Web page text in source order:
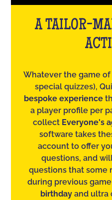
A TAILOR-
Whatever the game
special quizzes),
bespoke experience
a player profile per
collect Everyone's
software takes
account to offer
questions, and
questions that some
during previous
birthday and ultra